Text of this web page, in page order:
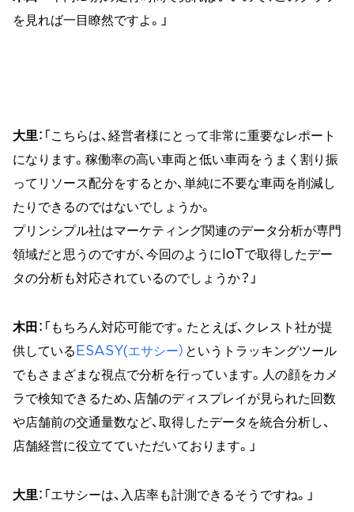
を見れば一目瞭然ですよ。」
大里：「こちらは、経営者様にとって非常に重要なレポート
になります。稼働率の高い車両と低い車両をうまく割り振
ってリソース配分をするとか、単純に不要な車両を削減し
たりできるのではないでしょうか。
プリンシプル社はマーケティング関連のデータ分析が専門
領域だと思うのですが、今回のようにIoTで取得したデー
タの分析も対応されているのでしょうか？」
木田 ：「もちろん対応可能です。たとえば、クレスト社が提
供している ESASY(エサシー） というトラッキングツール
でもさまざまな視点で分析を行っています。人の顔をカメ
ラで検知できるため、店舗のディスプレイが見られた回数
や店舗前の交通量数など、取得したデータを統合分析し、
店舗経営に役立てていただいております。」
大里：「エサシーは、入店率も計測できるそうですね。」